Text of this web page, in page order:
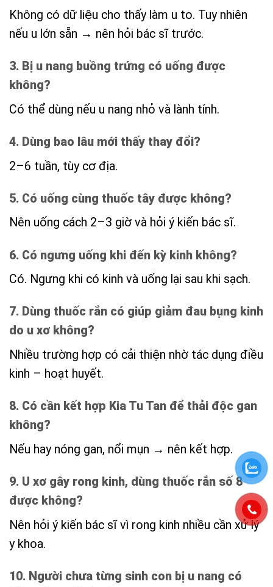
Không có dữ liệu cho thấy làm u to. Tuy nhiên
nếu u lớn sẵn → nên hỏi bác sĩ trước.
3. Bị u nang buồng trứng có uống được
không?
Có thể dùng nếu u nang nhỏ và lành tính.
4. Dùng bao lâu mới thấy thay đổi?
2–6 tuần, tùy cơ địa.
5. Có uống cùng thuốc tây được không?
Nên uống cách 2–3 giờ và hỏi ý kiến bác sĩ.
6. Có ngưng uống khi đến kỳ kinh không?
Có. Ngưng khi có kinh và uống lại sau khi sạch.
7. Dùng thuốc rắn có giúp giảm đau bụng kinh
do u xơ không?
Nhiều trường hợp có cải thiện nhờ tác dụng điều
kinh – hoạt huyết.
8. Có cần kết hợp Kia Tu Tan để thải độc gan
không?
Nếu hay nóng gan, nổi mụn → nên kết hợp.
9. U xơ gây rong kinh, dùng thuốc rắn số 8
được không?
Nên hỏi ý kiến bác sĩ vì rong kinh nhiều cần xử lý
y khoa.
10. Người chưa từng sinh con bị u nang có